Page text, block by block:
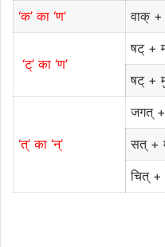
‘क’ का ‘ण’
वाक्
‘ट्’ का ‘ण’
षट् +
षट् +
‘त्’ का ‘न्’
जगत्
सत् +
चित् +